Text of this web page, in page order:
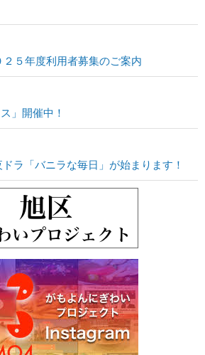
５年度利用者募集のご案内
」開催中！
ラ「バニラな毎日」が始まります！